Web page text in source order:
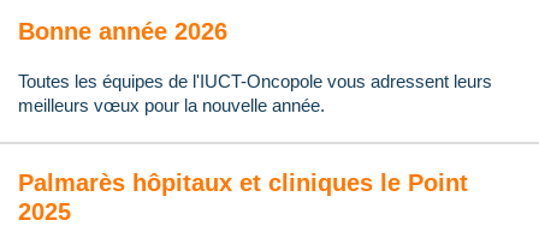
Bonne année 2026
Toutes les équipes de l'IUCT-Oncopole vous adressent leurs
meilleurs vœux pour la nouvelle année.
Palmarès hôpitaux et cliniques le Point
2025